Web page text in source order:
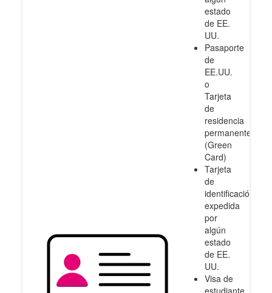
estado
de EE.
UU.
Pasaporte
de
EE.UU.
o
Tarjeta
de
residencia
permanente
(Green
Card)
Tarjeta
de
identificación
expedida
por
algún
estado
de EE.
UU.
Visa de